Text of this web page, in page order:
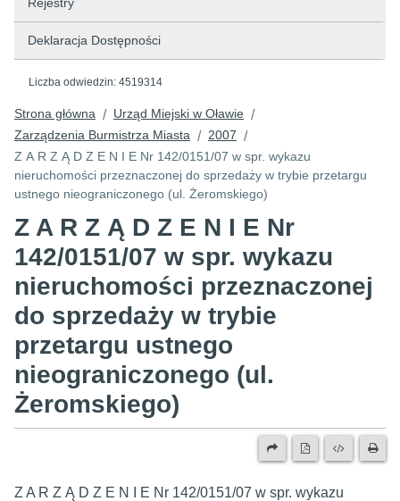
Deklaracja Dostępności
Liczba odwiedzin: 4519314
Strona główna / Urząd Miejski w Oławie /
Zarządzenia Burmistrza Miasta / 2007 /
Z A R Z Ą D Z E N I E Nr 142/0151/07 w spr. wykazu
nieruchomości przeznaczonej do sprzedaży w trybie przetargu
ustnego nieograniczonego (ul. Żeromskiego)
Z A R Z Ą D Z E N I E Nr
142/0151/07 w spr. wykazu
nieruchomości przeznaczonej
do sprzedaży w trybie
przetargu ustnego
nieograniczonego (ul.
Żeromskiego)
Z A R Z Ą D Z E N I E Nr 142/0151/07 w spr. wykazu